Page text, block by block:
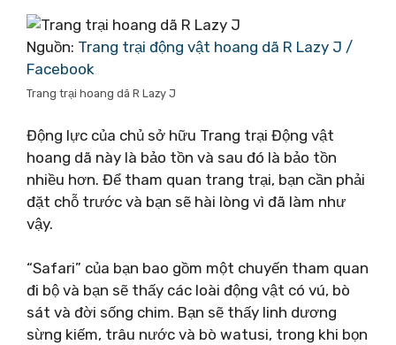
Nguồn: Trang trại động vật hoang dã R Lazy J /
Facebook
Trang trại hoang dã R Lazy J
Động lực của chủ sở hữu Trang trại Động vật
hoang dã này là bảo tồn và sau đó là bảo tồn
nhiều hơn. Để tham quan trang trại, bạn cần phải
đặt chỗ trước và bạn sẽ hài lòng vì đã làm như
vậy.
“Safari” của bạn bao gồm một chuyến tham quan
đi bộ và bạn sẽ thấy các loài động vật có vú, bò
sát và đời sống chim. Bạn sẽ thấy linh dương
sừng kiếm, trâu nước và bò watusi, trong khi bọn